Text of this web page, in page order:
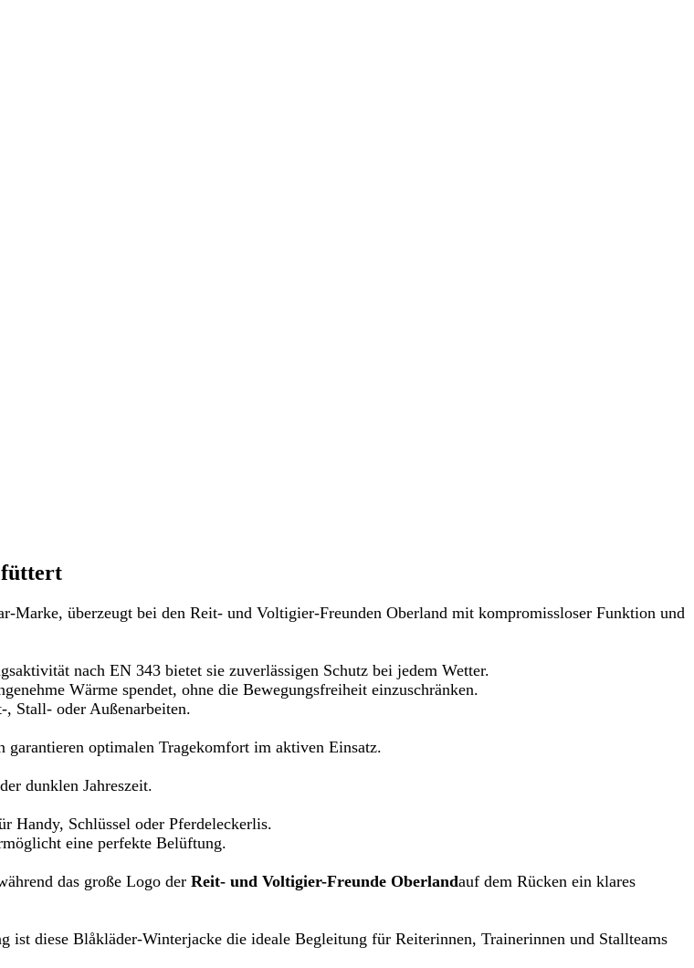
Marke, überzeugt bei den Reit- und Voltigier-Freunden Oberland mit kompromissloser Funktion und
nach EN 343 bietet sie zuverlässigen Schutz bei jedem Wetter.
Wärme spendet, ohne die Bewegungsfreiheit einzuschränken.
Stall- oder Außenarbeiten.
optimalen Tragekomfort im aktiven Einsatz.
dunklen Jahreszeit.
Handy, Schlüssel oder Pferdeleckerlis.
eine perfekte Belüftung.
das große Logo der Reit- und Voltigier-Freunde Oberlandauf dem Rücken ein klares
diese Blåkläder-Winterjacke die ideale Begleitung für Reiterinnen, Trainerinnen und Stallteams